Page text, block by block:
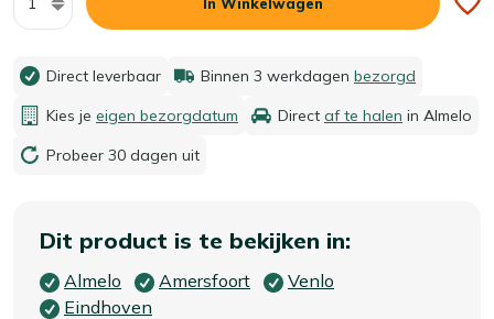
Direct leverbaar Binnen 3 werkdagen bezorgd
Kies je eigen bezorgdatum Direct af te halen in Almelo
Probeer 30 dagen uit
Dit product is te bekijken in:
Almelo Amersfoort
Venlo
Eindhoven